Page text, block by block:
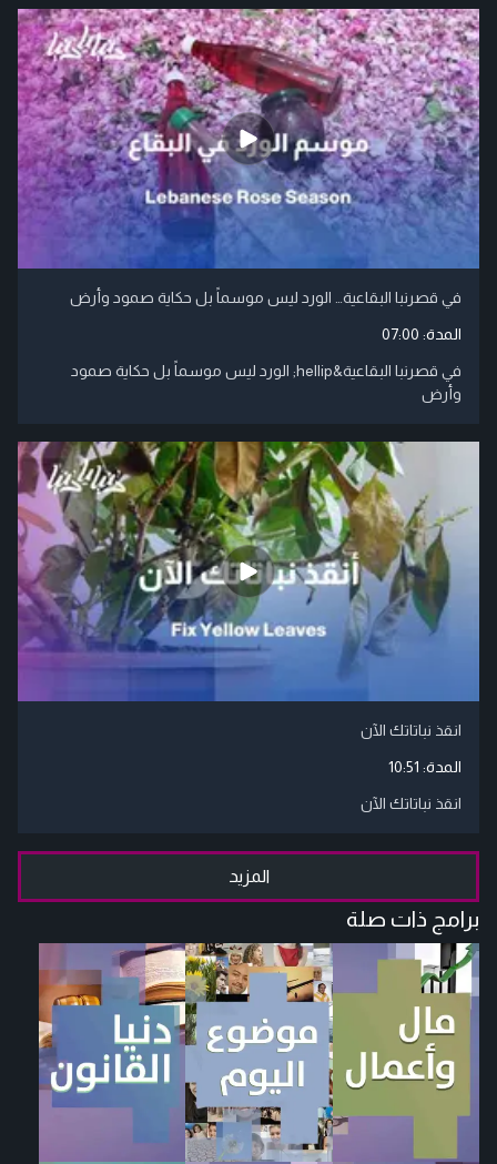
في قصرنبا البقاعية… الورد ليس موسماً بل حكاية صمود وأرض
المدة: 07:00
في قصرنبا البقاعية&hellip; الورد ليس موسماً بل حكاية صمود
وأرض
انقذ نباتاتك الآن
المدة: 10:51
انقذ نباتاتك الآن
المزيد
برامج ذات صلة